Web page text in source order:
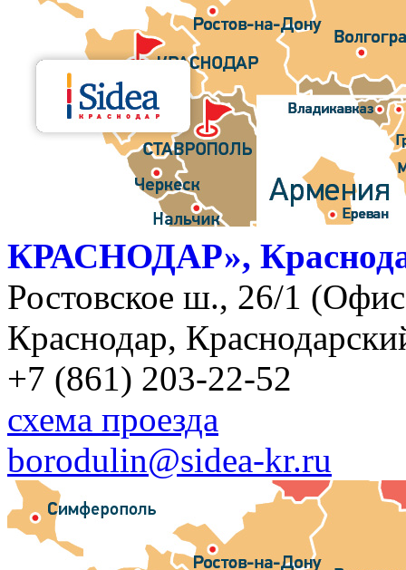
КРАСНОДАР»,
Ростовское ш., 26/1
Краснодар,
+7 (861) 203-22-52
схема проезда
borodulin@sidea-kr.ru